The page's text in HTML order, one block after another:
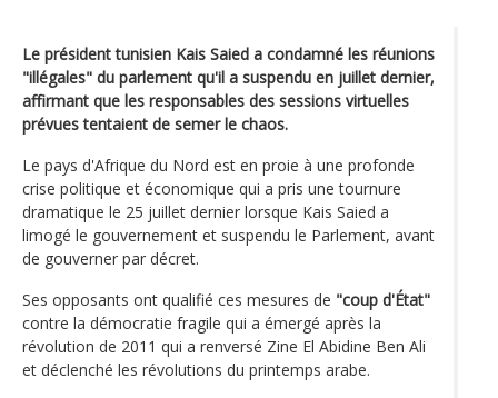
Le président tunisien Kais Saied a condamné les réunions
"illégales" du parlement qu'il a suspendu en juillet dernier,
affirmant que les responsables des sessions virtuelles
prévues tentaient de semer le chaos.
Le pays d'Afrique du Nord est en proie à une profonde
crise politique et économique qui a pris une tournure
dramatique le 25 juillet dernier lorsque Kais Saied a
limogé le gouvernement et suspendu le Parlement, avant
de gouverner par décret.
Ses opposants ont qualifié ces mesures de "coup d'État"
contre la démocratie fragile qui a émergé après la
révolution de 2011 qui a renversé Zine El Abidine Ben Ali
et déclenché les révolutions du printemps arabe.